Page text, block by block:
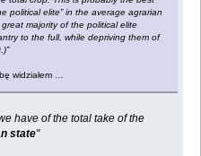
political elite” in the average agrarian
majority of the political elite
to the full, while depriving them of
widziałem …
have of the total take of the
state"